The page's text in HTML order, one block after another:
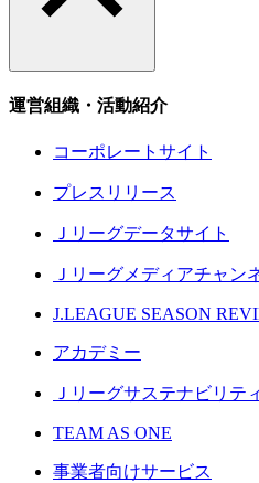
運営組織・活動紹介
コーポレートサイト
プレスリリース
Ｊリーグデータサイト
Ｊリーグメディアチャン
J.LEAGUE SEASON
アカデミー
Ｊリーグサステナビリテ
TEAM AS ONE
事業者向けサービス